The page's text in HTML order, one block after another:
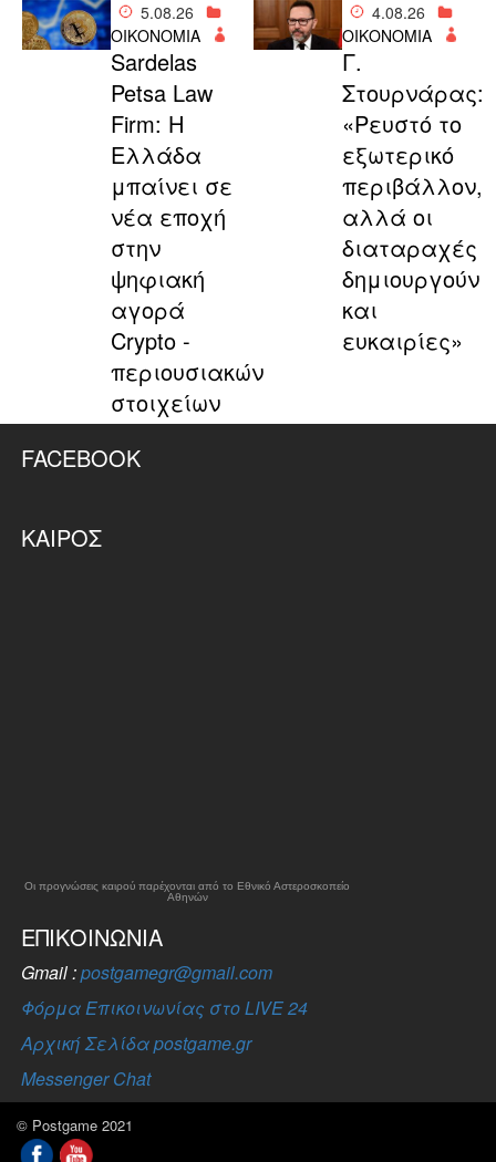
5.08.26
ΟΙΚΟΝΟΜΙΑ
Sardelas
Petsa Law
Firm: Η
Ελλάδα
μπαίνει σε
νέα εποχή
στην
ψηφιακή
αγορά
Crypto -
περιουσιακών
στοιχείων
4.08.26
ΟΙΚΟΝΟΜΙΑ
Γ.
Στουρνάρας:
«Ρευστό το
εξωτερικό
περιβάλλον,
αλλά οι
διαταραχές
δημιουργούν
και
ευκαιρίες»
FACEBOOK
ΚΑΙΡΌΣ
Οι προγνώσεις καιρού παρέχονται από το Εθνικό Αστεροσκοπείο
Αθηνών
ΕΠΙΚΟΙΝΩΝΊΑ
Gmail :postgamegr@gmail.com
Φόρμα Επικοινωνίας στο LIVE 24
Αρχική Σελίδα postgame.gr
Messenger Chat
© Postgame 2021